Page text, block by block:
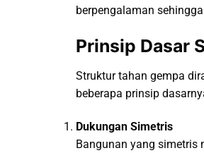
berpengalaman
Prinsip Dasar
Struktur tahan gempa
beberapa prinsip
Dukungan Simetris
Bangunan yang simetris